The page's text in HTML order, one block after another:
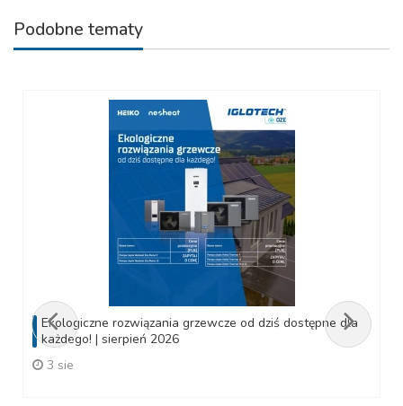
Podobne tematy
Ekologiczne rozwiązania grzewcze od dziś dostępne dla
każdego! | sierpień 2026
3 sie